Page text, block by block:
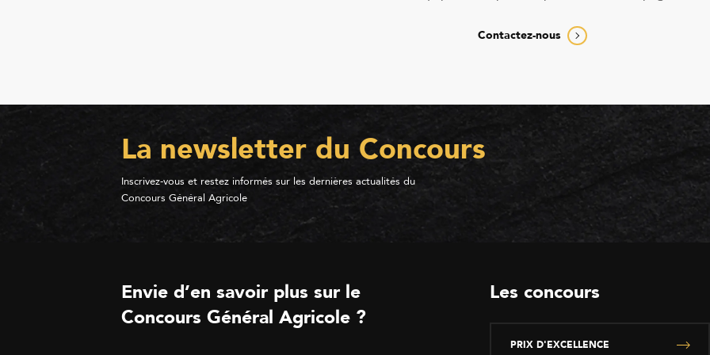
Contactez-nous
La newsletter du Concours
Inscrivez-vous et restez informés sur les dernières actualités du
Concours Général Agricole
Envie d’en savoir plus sur le
Concours Général Agricole ?
Les concours
PRIX D'EXCELLENCE